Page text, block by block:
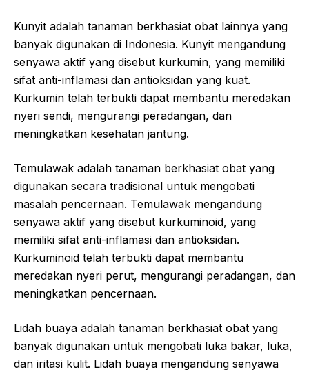
Kunyit adalah tanaman berkhasiat obat lainnya yang
banyak digunakan di Indonesia. Kunyit mengandung
senyawa aktif yang disebut kurkumin, yang memiliki
sifat anti-inflamasi dan antioksidan yang kuat.
Kurkumin telah terbukti dapat membantu meredakan
nyeri sendi, mengurangi peradangan, dan
meningkatkan kesehatan jantung.
Temulawak adalah tanaman berkhasiat obat yang
digunakan secara tradisional untuk mengobati
masalah pencernaan. Temulawak mengandung
senyawa aktif yang disebut kurkuminoid, yang
memiliki sifat anti-inflamasi dan antioksidan.
Kurkuminoid telah terbukti dapat membantu
meredakan nyeri perut, mengurangi peradangan, dan
meningkatkan pencernaan.
Lidah buaya adalah tanaman berkhasiat obat yang
banyak digunakan untuk mengobati luka bakar, luka,
dan iritasi kulit. Lidah buaya mengandung senyawa